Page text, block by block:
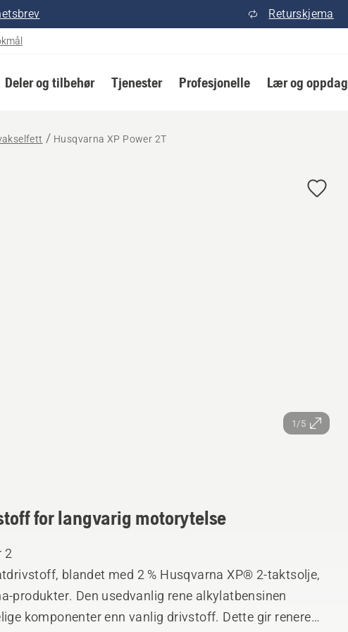
Returskjema
Deler og tilbehør Tjenester Profesjonelle Lær og oppdag
Husqvarna XP Power 2T
1/5
for langvarig motorytelse
2
blandet med 2 % Husqvarna XP® 2-taktsolje,
produkter. Den usedvanlig rene alkylatbensinen
komponenter enn vanlig drivstoff. Dette gir renere